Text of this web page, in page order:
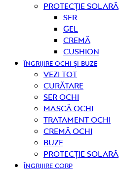
Protecție solară
Ser
Gel
Cremă
Cushion
ÎNGRIJIRE OCHI ȘI BUZE
Vezi tot
curățare
Ser ochi
Mască ochi
Tratament ochi
Cremă ochi
Buze
Protecție solară
ÎNGRIJIRE CORP